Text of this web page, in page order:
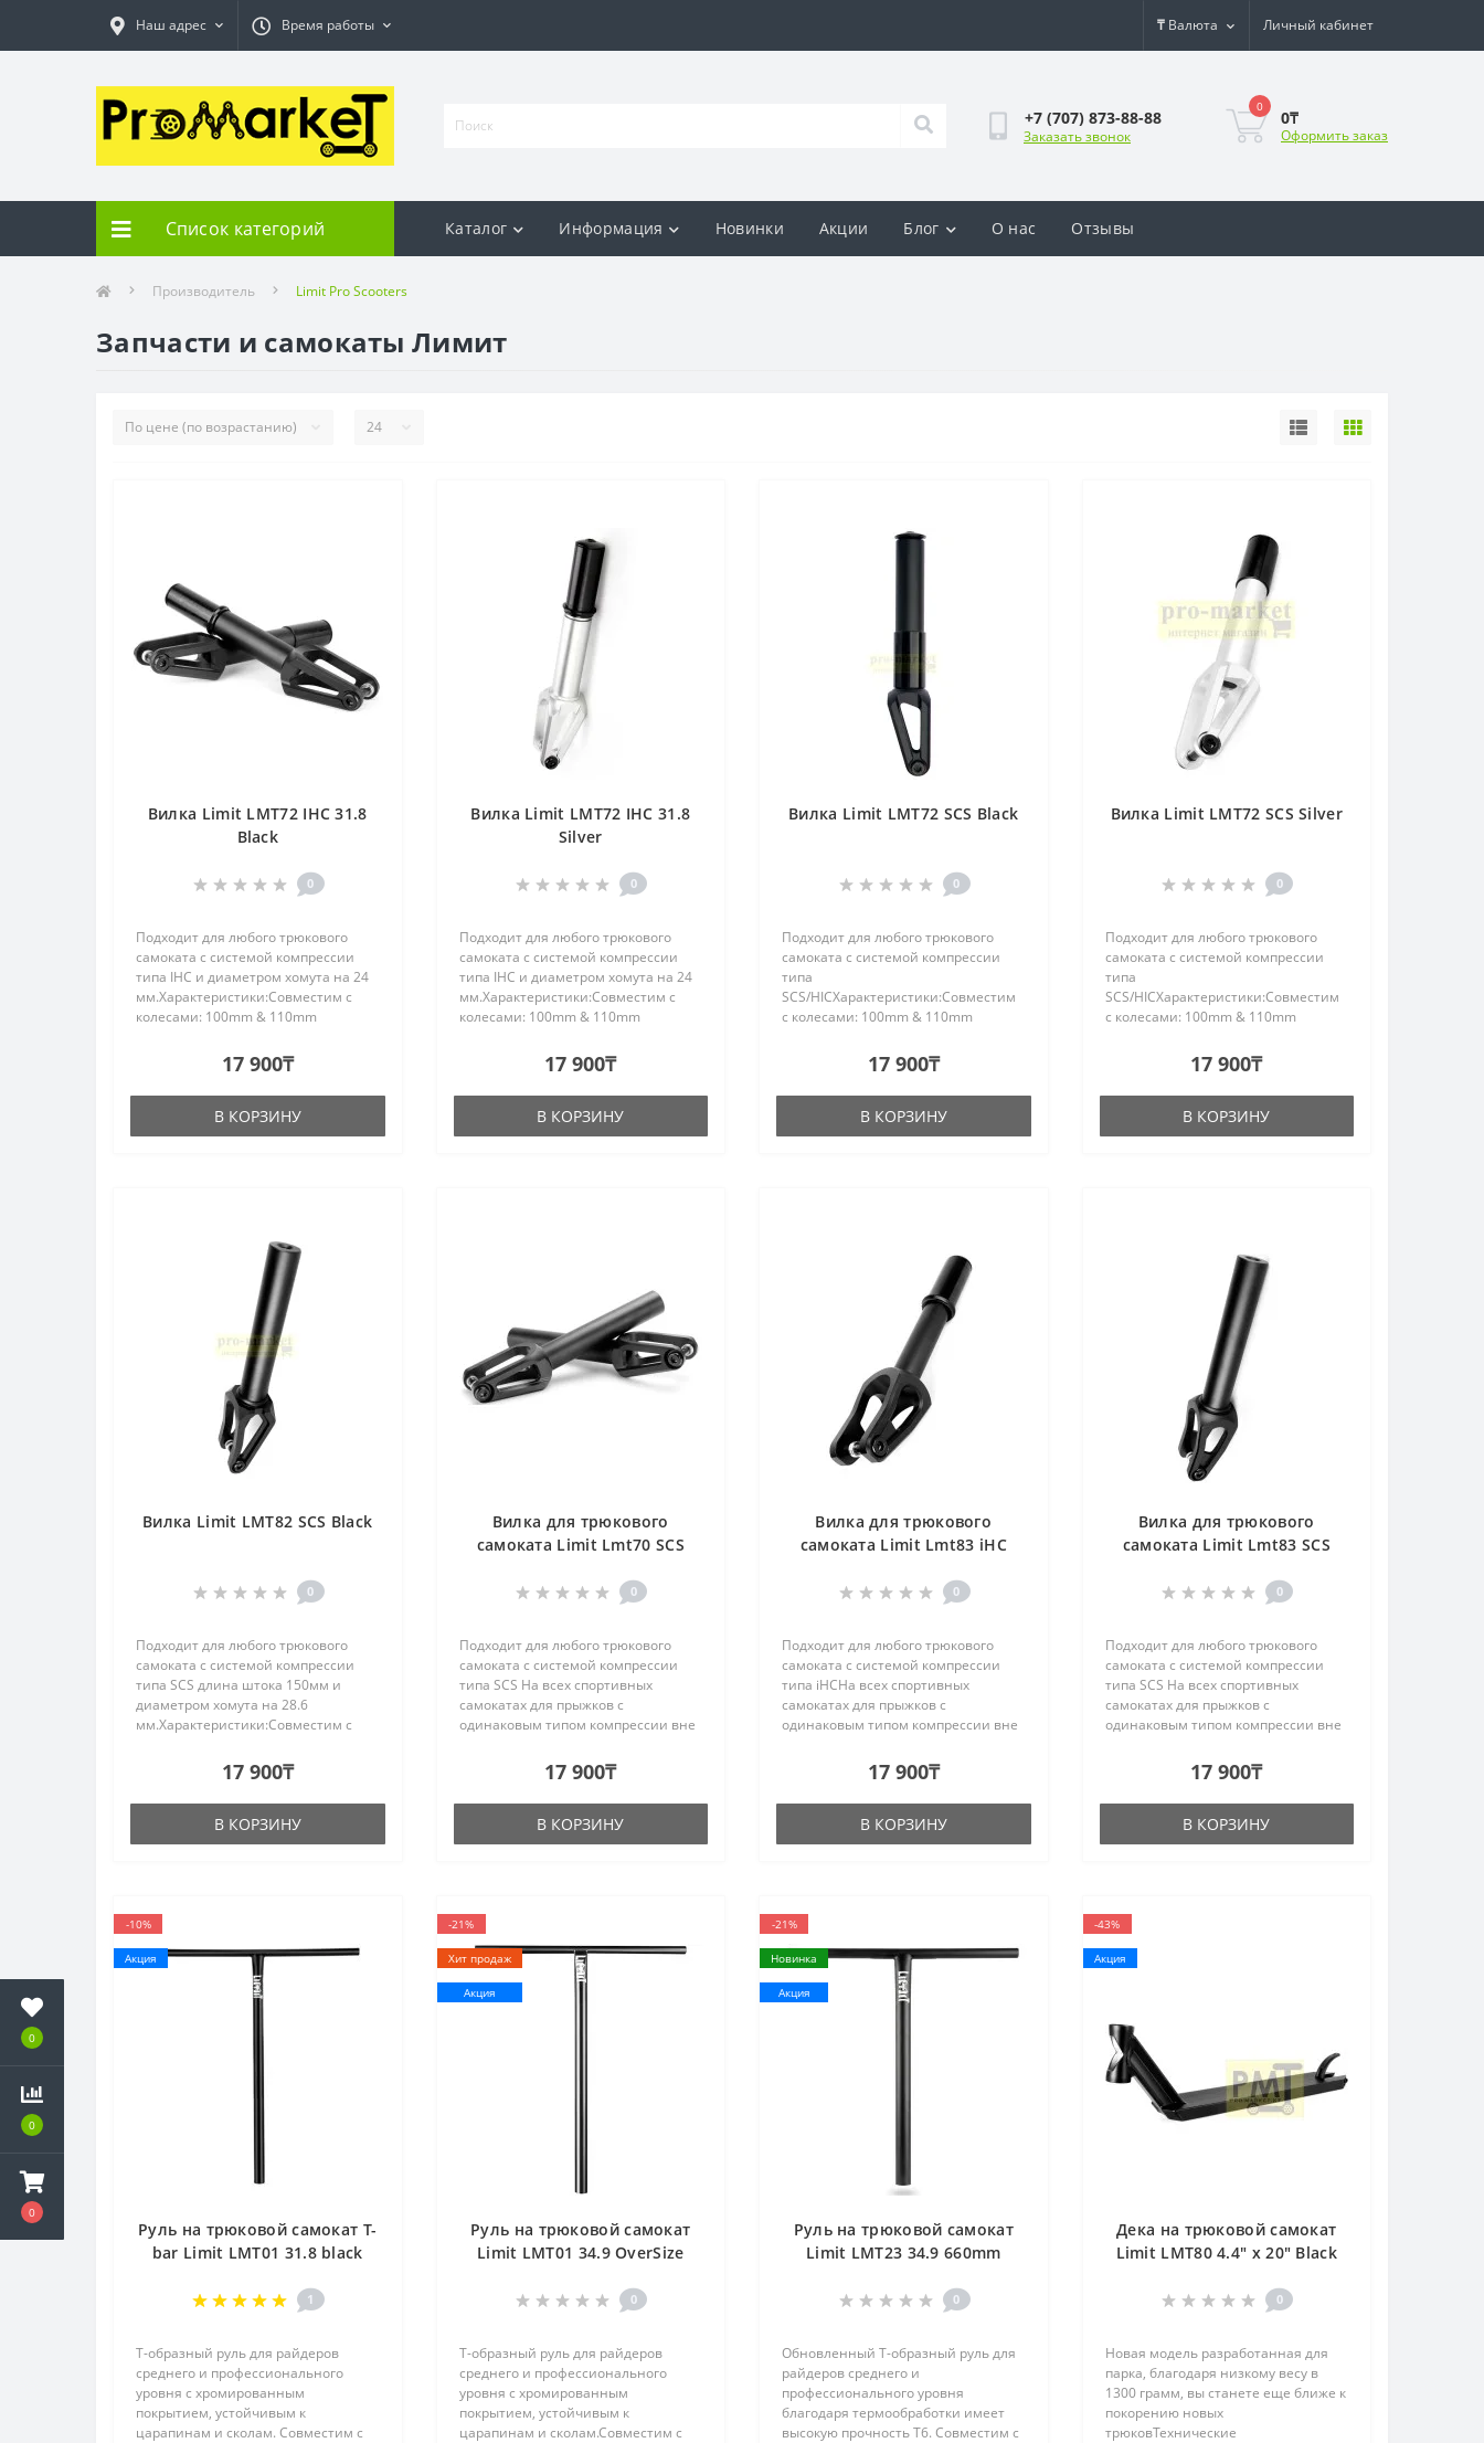
0
0
0
Наш адрес Время работы ₸ Валюта Личный кабинет
+7 (707) 873-88-88
Заказать звонок
0
0₸
Оформить заказ
Список категорий Каталог Информация Новинки Акции Блог О нас Отзывы
Производитель Limit Pro Scooters
Запчасти и самокаты Лимит
Вилка Limit LMT72 IHC 31.8
Black
0
Подходит для любого трюкового
самоката с системой компрессии
типа IHC и диаметром хомута на 24
мм.Характеристики:Совместим с
колесами: 100mm & 110mm
закалкаШирина:
24mmАлюминиевый сплав: AL6061-
T6Высота штока:16..
17 900₸
В КОРЗИНУ
Вилка Limit LMT72 IHC 31.8
Silver
0
Подходит для любого трюкового
самоката с системой компрессии
типа IHC и диаметром хомута на 24
мм.Характеристики:Совместим с
колесами: 100mm & 110mm
закалкаШирина:
24mmАлюминиевый сплав: AL6061-
T6Высота штока:16..
17 900₸
В КОРЗИНУ
Вилка Limit LMT72 SCS Black
0
Подходит для любого трюкового
самоката с системой компрессии
типа
SCS/HICХарактеристики:Совместим
с колесами: 100mm & 110mm
закалкаШирина:
24mmАлюминиевый сплав: AL6061-
T6Высота штока:150mm*Ф28.6..
17 900₸
В КОРЗИНУ
Вилка Limit LMT72 SCS Silver
0
Подходит для любого трюкового
самоката с системой компрессии
типа
SCS/HICХарактеристики:Совместим
с колесами: 100mm & 110mm
закалкаШирина:
24mmАлюминиевый сплав: AL6061-
T6Высота штока:150mm*Ф28.6..
17 900₸
В КОРЗИНУ
Вилка Limit LMT82 SCS Black
0
Подходит для любого трюкового
самоката с системой компрессии
типа SCS длина штока 150мм и
диаметром хомута на 28.6
мм.Характеристики:Совместим с
&120mm Крепкая ось: 10.9
закалкаШирина:
24mmАлюминиевый сплав: AL60..
17 900₸
В КОРЗИНУ
Вилка для трюкового
самоката Limit Lmt70 SCS
0
Подходит для любого трюкового
самоката с системой компрессии
типа SCS На всех спортивных
самокатах для прыжков с
одинаковым типом компрессии вне
используются стандартные размеры
хомутов.Характеристики:Подходит
17 900₸
В КОРЗИНУ
Вилка для трюкового
самоката Limit Lmt83 iHC
0
Подходит для любого трюкового
самоката с системой компрессии
типа iHCНа всех спортивных
самокатах для прыжков с
одинаковым типом компрессии вне
используются стандартные размеры
хомутов.Характеристики:Подходит
17 900₸
В КОРЗИНУ
Вилка для трюкового
самоката Limit Lmt83 SCS
0
Подходит для любого трюкового
самоката с системой компрессии
типа SCS На всех спортивных
самокатах для прыжков с
одинаковым типом компрессии вне
используются стандартные размеры
хомутов.Характеристики:Подходит
17 900₸
В КОРЗИНУ
-10%
Акция
Руль на трюковой самокат T-
bar Limit LMT01 31.8 black
1
Т-образный руль для райдеров
среднего и профессионального
уровня с хромированным
покрытием, устойчивым к
царапинам и сколам. Совместим с
-21%
Хит продаж
Акция
Руль на трюковой самокат
Limit LMT01 34.9 OverSize
0
Т-образный руль для райдеров
среднего и профессионального
уровня с хромированным
покрытием, устойчивым к
царапинам и сколам.Совместим с
-21%
Новинка
Акция
Руль на трюковой самокат
Limit LMT23 34.9 660mm
0
Обновленный Т-образный руль для
райдеров среднего и
профессионального уровня
благодаря термообработки имеет
высокую прочность T6. Совместим с
-43%
Акция
Дека на трюковой самокат
Limit LMT80 4.4" x 20" Black
0
Новая модель разработанная для
парка, благодаря низкому весу в
1300 грамм, вы станете еще ближе к
покорению новых
трюковТехнические